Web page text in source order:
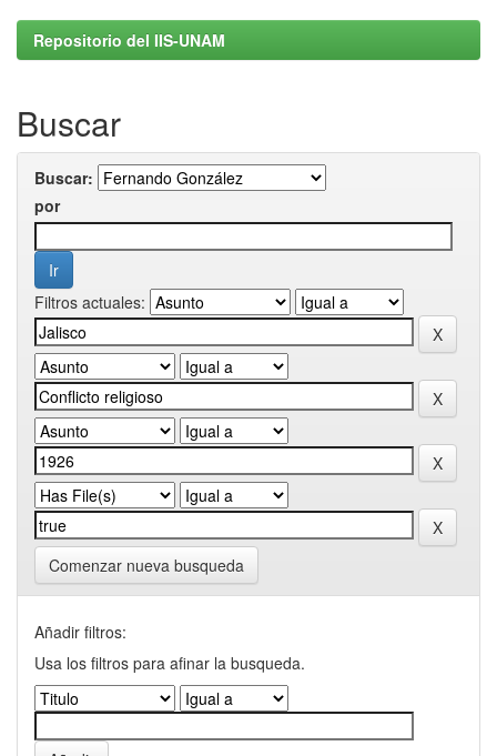
Repositorio del IIS-UNAM
Buscar
Buscar:
por
Filtros actuales:
Comenzar nueva busqueda
Añadir filtros:
Usa los filtros para afinar la busqueda.